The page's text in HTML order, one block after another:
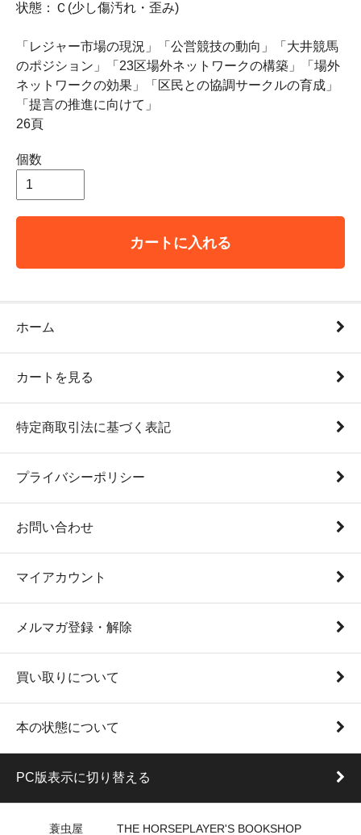
状態：Ｃ(少し傷汚れ・歪み)
「レジャー市場の現況」「公営競技の動向」「大井競馬
のポジション」「23区場外ネットワークの構築」「場外
ネットワークの効果」「区民との協調サークルの育成」
「提言の推進に向けて」
26頁
個数
カートに入れる
ホーム
カートを見る
特定商取引法に基づく表記
プライバシーポリシー
お問い合わせ
マイアカウント
メルマガ登録・解除
買い取りについて
本の状態について
PC版表示に切り替える
蓑虫屋 THE HORSEPLAYER'S BOOKSHOP